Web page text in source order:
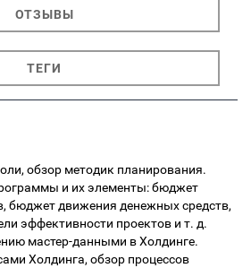
ОТЗЫВЫ
ТЕГИ
обзор методик планирования.
и их элементы: бюджет
бюджет движения денежных средств,
эффективности проектов и т. д.
мастер-данными в Холдинге.
Холдинга, обзор процессов